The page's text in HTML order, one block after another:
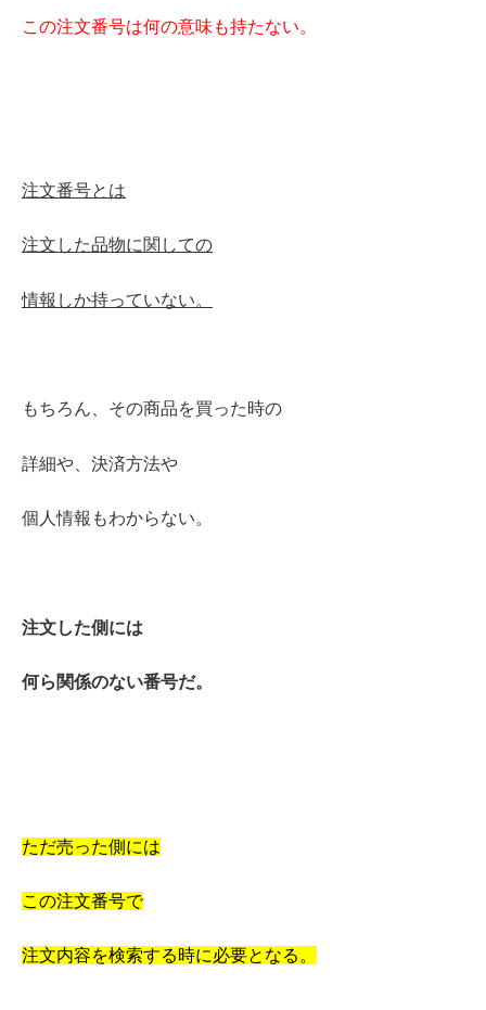
この注文番号は何の意味も持たない。
注文番号とは
注文した品物に関しての
情報しか持っていない。
もちろん、その商品を買った時の
詳細や、 決済方法や
個人情報もわからない。
注文した側には
何ら関係のない番号だ。
ただ売った側には
この注文番号で
注文内容を検索する時に必要となる。